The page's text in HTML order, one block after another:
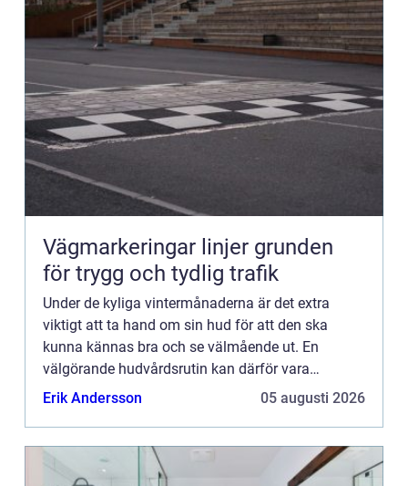
Vägmarkeringar linjer grunden
för trygg och tydlig trafik
Under de kyliga vintermånaderna är det extra
viktigt att ta hand om sin hud för att den ska
kunna kännas bra och se välmående ut. En
välgörande hudvårdsrutin kan därför vara
viktigare under vinterhalvåret jämfört med under
Erik Andersson 05 augusti 2026